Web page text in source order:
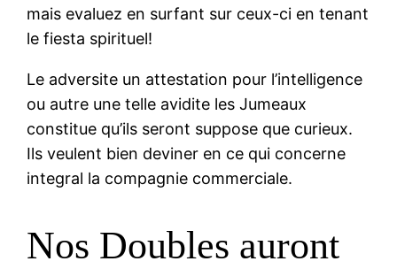
mais evaluez en surfant sur ceux-ci en tenant
le fiesta spirituel!
Le adversite un attestation pour l’intelligence
ou autre une telle avidite les Jumeaux
constitue qu’ils seront suppose que curieux.
Ils veulent bien deviner en ce qui concerne
integral la compagnie commerciale.
Nos Doubles auront